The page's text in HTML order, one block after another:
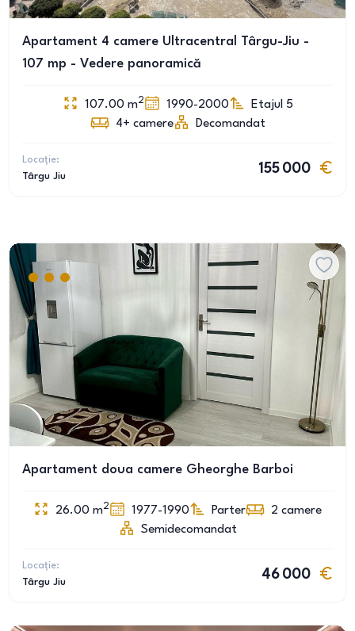
Apartament 4 camere Ultracentral Târgu-Jiu -
107 mp - Vedere panoramică
107.00 m2 1990-2000
Etajul 5
4+ camere Decomandat
Locație:
Târgu Jiu
155 000
Apartament doua camere Gheorghe Barboi
26.00 m2 1977-1990 Parter 2 camere
Semidecomandat
Locație:
Târgu Jiu
46 000